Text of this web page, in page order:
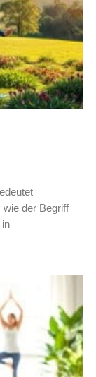
der Begriff